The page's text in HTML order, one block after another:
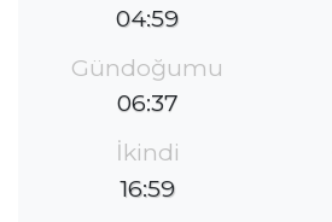
04:59
Gündoğumu
06:37
İkindi
16:59